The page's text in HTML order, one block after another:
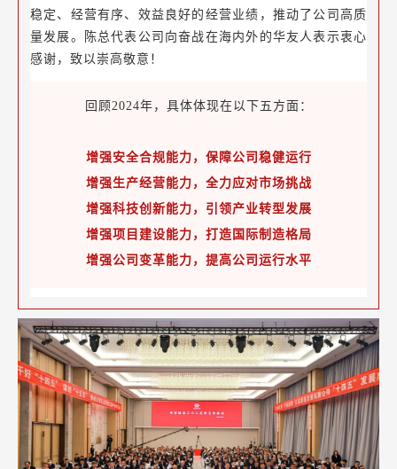
稳定、经营有序、效益良好的经营业绩，推动了公司高质
量发展。陈总代表公司向奋战在海内外的华友人表示衷心
感谢，致以崇高敬意！
回顾2024年，具体体现在以下五方面：
增强安全合规能力，保障公司稳健运行
增强生产经营能力，全力应对市场挑战
增强科技创新能力，引领产业转型发展
增强项目建设能力，打造国际制造格局
增强公司变革能力，提高公司运行水平